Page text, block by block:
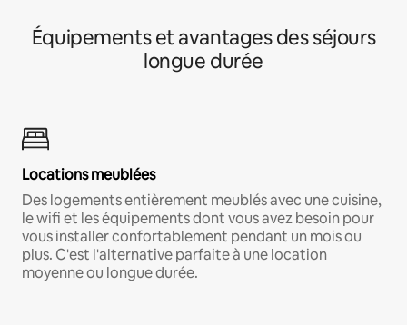
Équipements et avantages des séjours
longue durée
Locations meublées
Des logements entièrement meublés avec une cuisine,
le wifi et les équipements dont vous avez besoin pour
vous installer confortablement pendant un mois ou
plus. C'est l'alternative parfaite à une location
moyenne ou longue durée.